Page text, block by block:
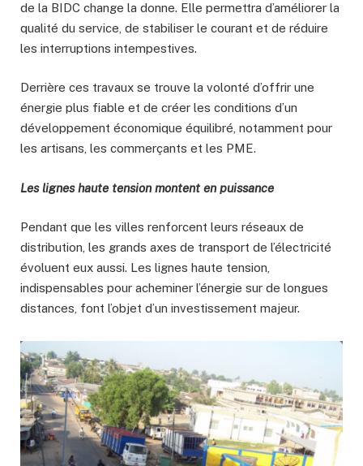
de la BIDC change la donne. Elle permettra d’améliorer la
qualité du service, de stabiliser le courant et de réduire
les interruptions intempestives.
Derrière ces travaux se trouve la volonté d’offrir une
énergie plus fiable et de créer les conditions d’un
développement économique équilibré, notamment pour
les artisans, les commerçants et les PME.
Les lignes haute tension montent en puissance
Pendant que les villes renforcent leurs réseaux de
distribution, les grands axes de transport de l’électricité
évoluent eux aussi. Les lignes haute tension,
indispensables pour acheminer l’énergie sur de longues
distances, font l’objet d’un investissement majeur.